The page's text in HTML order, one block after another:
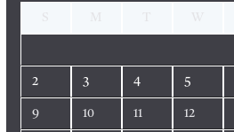
2 3 4 5
9 10 11 12